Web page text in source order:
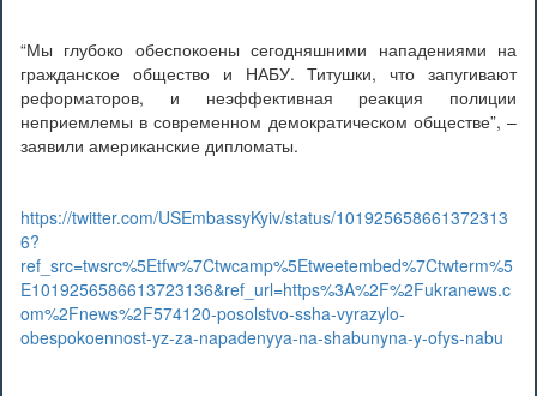
“Мы глубоко обеспокоены сегодняшними нападениями на
гражданское общество и НАБУ. Титушки, что запугивают
реформаторов, и неэффективная реакция полиции
неприемлемы в современном демократическом обществе”, –
заявили американские дипломаты.
https://twitter.com/USEmbassyKyiv/status/101925658661372313
6?
ref_src=twsrc%5Etfw%7Ctwcamp%5Etweetembed%7Ctwterm%5
E1019256586613723136&ref_url=https%3A%2F%2Fukranews.c
om%2Fnews%2F574120-posolstvo-ssha-vyrazylo-
obespokoennost-yz-za-napadenyya-na-shabunyna-y-ofys-nabu